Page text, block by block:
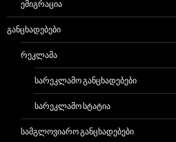
ᲔᲛᲘᲒᲠᲐᲪᲘᲐ
ᲒᲐᲜᲪᲮᲐᲓᲔᲑᲔᲑᲘ
ᲠᲔᲙᲚᲐᲛᲐ
ᲡᲐᲠᲔᲙᲚᲐᲛᲝ ᲒᲐᲜᲪᲮᲐᲓᲔᲑᲔᲑᲘ
ᲡᲐᲠᲔᲙᲚᲐᲛᲝ ᲡᲢᲐᲢᲘᲐ
ᲡᲐᲛᲒᲚᲝᲕᲘᲐᲠᲝ ᲒᲐᲜᲪᲮᲐᲓᲔᲑᲔᲑᲘ